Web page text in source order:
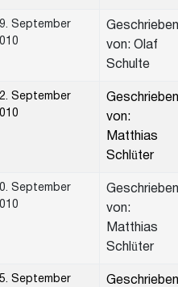
September
Geschrieben
von: Olaf
Schulte
September
Geschrieben
von:
Matthias
Schlüter
September
Geschrieben
von:
Matthias
Schlüter
September
Geschrieben